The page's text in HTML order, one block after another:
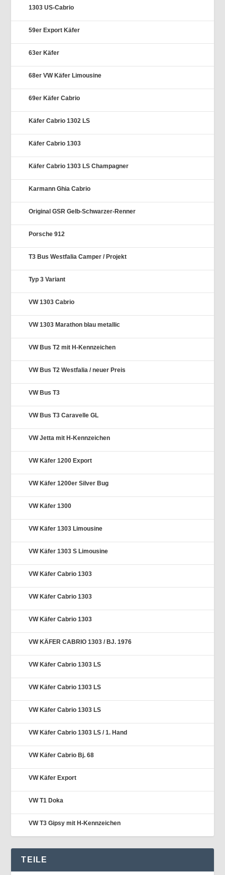
1303 US-Cabrio
59er Export Käfer
63er Käfer
68er VW Käfer Limousine
69er Käfer Cabrio
Käfer Cabrio 1302 LS
Käfer Cabrio 1303
Käfer Cabrio 1303 LS Champagner
Karmann Ghia Cabrio
Original GSR Gelb-Schwarzer-Renner
Porsche 912
T3 Bus Westfalia Camper / Projekt
Typ 3 Variant
VW 1303 Cabrio
VW 1303 Marathon blau metallic
VW Bus T2 mit H-Kennzeichen
VW Bus T2 Westfalia / neuer Preis
VW Bus T3
VW Bus T3 Caravelle GL
VW Jetta mit H-Kennzeichen
VW Käfer 1200 Export
VW Käfer 1200er Silver Bug
VW Käfer 1300
VW Käfer 1303 Limousine
VW Käfer 1303 S Limousine
VW Käfer Cabrio 1303
VW Käfer Cabrio 1303
VW Käfer Cabrio 1303
VW KÄFER CABRIO 1303 / BJ. 1976
VW Käfer Cabrio 1303 LS
VW Käfer Cabrio 1303 LS
VW Käfer Cabrio 1303 LS
VW Käfer Cabrio 1303 LS / 1. Hand
VW Käfer Cabrio Bj. 68
VW Käfer Export
VW T1 Doka
VW T3 Gipsy mit H-Kennzeichen
TEILE